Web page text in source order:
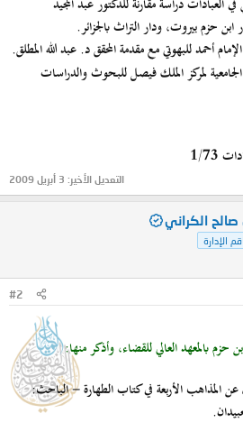
حزم بيروت، ودار التراث بالجزائر.
لمركز الملك فيصل للبحوث والدراسات
1/73
التعديل الأخير: 3 أبريل 2009
صالح الكراني
الإدارة
#2
بالمعهد العالي للقضاء، وأذكر منها:
عن المذاهب الأربعة في كتاب الطهارة - الباحث: